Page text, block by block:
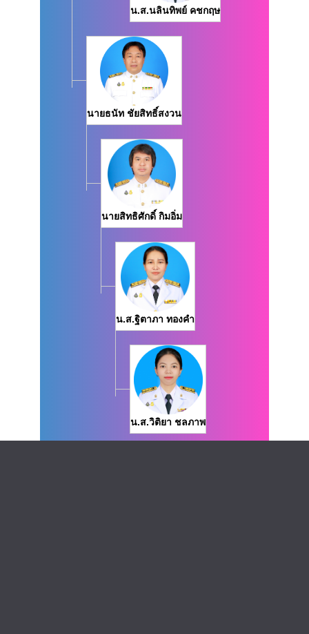
น.ส.นลินทิพย์ คชกฤษ
นายธนัท ชัยสิทธิ์สงวน
นายสิทธิศักดิ์ กิมอิ่ม
น.ส.ฐิตาภา ทองคำ
น.ส.วิติยา ชลภาพ